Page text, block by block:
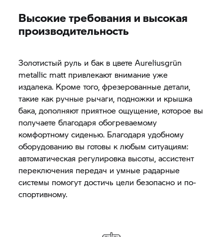
Высокие требования и высокая
производительность
Золотистый руль и бак в цвете Aureliusgrün
metallic matt привлекают внимание уже
издалека. Кроме того, фрезерованные детали,
такие как ручные рычаги, подножки и крышка
бака, дополняют приятное ощущение, которое вы
получаете благодаря обогреваемому
комфортному сиденью. Благодаря удобному
оборудованию вы готовы к любым ситуациям:
автоматическая регулировка высоты, ассистент
переключения передач и умные радарные
системы помогут достичь цели безопасно и по-
спортивному.